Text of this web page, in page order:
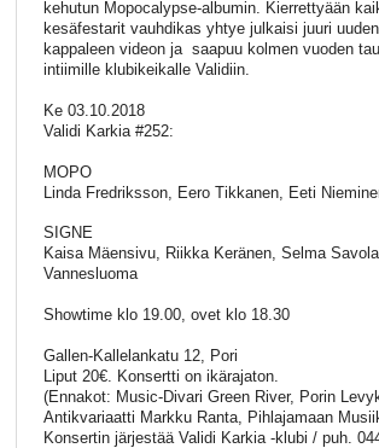
kehutun Mopocalypse-albumin. Kierrettyään
kesäfestarit vauhdikas yhtye julkaisi juuri
kappaleen videon ja saapuu kolmen vuoden
intiimille klubikeikalle Validiin.
Ke 03.10.2018
Validi Karkia #252:
MOPO
Linda Fredriksson, Eero Tikkanen, Eeti
SIGNE
Kaisa Mäensivu, Riikka Keränen, Selma
Vannesluoma
Showtime klo 19.00, ovet klo 18.30
Gallen-Kallelankatu 12, Pori
Liput 20€. Konsertti on ikärajaton.
(Ennakot: Music-Divari Green River, Porin
Antikvariaatti Markku Ranta, Pihlajamaan
Konsertin järjestää Validi Karkia -klubi / puh.